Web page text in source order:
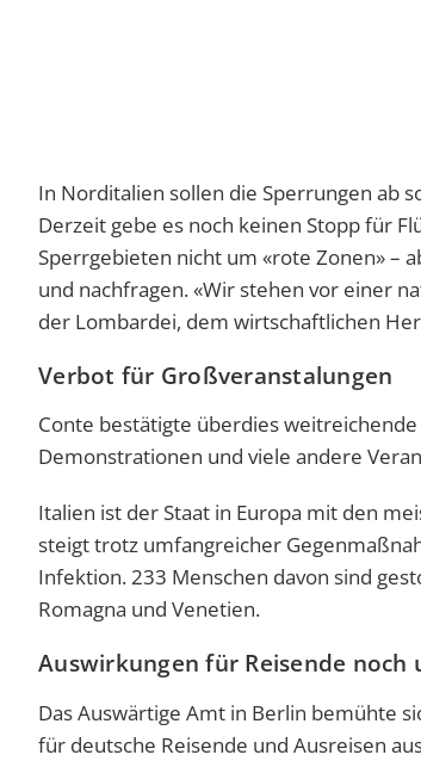
In Norditalien sollen die Sperrungen ab
Derzeit gebe es noch keinen Stopp für
Sperrgebieten nicht um «rote Zonen» –
und nachfragen. «Wir stehen vor einer
der Lombardei, dem wirtschaftlichen
Verbot für Großveranstalungen
Conte bestätigte überdies
Demonstrationen und viele andere
Italien ist der Staat in Europa mit den
steigt trotz umfangreicher
Infektion. 233 Menschen davon sind
Romagna und Venetien.
Auswirkungen für Reisende noch
Das Auswärtige Amt in Berlin bemühte
für deutsche Reisende und Ausreisen